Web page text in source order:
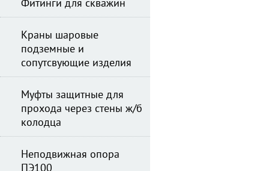
Фитинги для скважин
Краны шаровые
подземные и
сопутсвующие изделия
Муфты защитные для
прохода через стены ж/б
колодца
Неподвижная опора